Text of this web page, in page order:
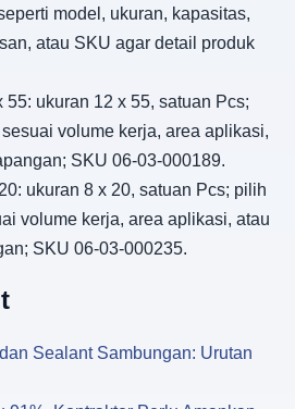
model, ukuran, kapasitas,
atau SKU agar detail produk
ukuran 12 x 55, satuan Pcs;
volume kerja, area aplikasi,
SKU 06-03-000189.
ukuran 8 x 20, satuan Pcs; pilih
volume kerja, area aplikasi, atau
SKU 06-03-000235.
Sealant Sambungan: Urutan